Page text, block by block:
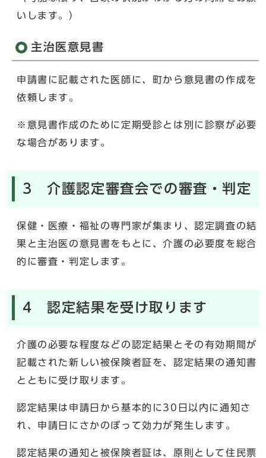
いします。）
主治医意見書
申請書に記載された医師に、町から意見書の作成を
依頼します。
※意見書作成のために定期受診とは別に診察が必要
な場合があります。
3 介護認定審査会での審査・判定
保健・医療・福祉の専門家が集まり、認定調査の結
果と主治医の意見書をもとに、介護の必要度を総合
的に審査・判定します。
4 認定結果を受け取ります
介護の必要な程度などの認定結果とその有効期間が
記載された新しい被保険者証を、認定結果の通知書
とともに受け取ります。
認定結果は申請日から基本的に30日以内に通知さ
れ、申請日にさかのぼって効力が発生します。
認定結果の通知と被保険者証は、原則として住民票